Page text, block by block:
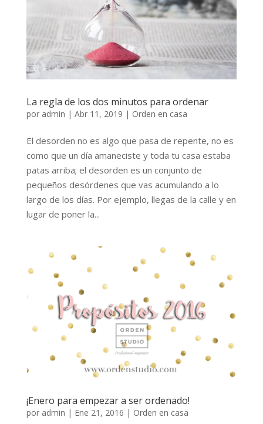
La regla de los dos minutos para ordenar
por admin | Abr 11, 2019 | Orden en casa
El desorden no es algo que pasa de repente, no es
como que un día amaneciste y toda tu casa estaba
patas arriba; el desorden es un conjunto de
pequeños desórdenes que vas acumulando a lo
largo de los días. Por ejemplo, llegas de la calle y en
lugar de poner la...
¡Enero para empezar a ser ordenado!
por admin | Ene 21, 2016 | Orden en casa